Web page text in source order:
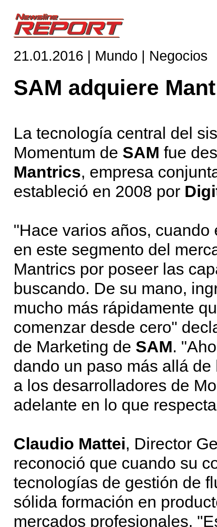
21.01.2016 | Mundo | Negocios
SAM adquiere
La tecnología central del
Momentum de SAM fue
Mantrics, empresa
estableció en 2008 por
"Hace varios años,
en este segmento del
Mantrics por poseer las
buscando. De su mano,
mucho más rápidamente
comenzar desde cero"
de Marketing de SAM.
dando un paso más allá
a los desarrolladores de
adelante en lo que
Claudio Mattei, Director
reconoció que cuando su
tecnologías de gestión de
sólida formación en
mercados profesionales.